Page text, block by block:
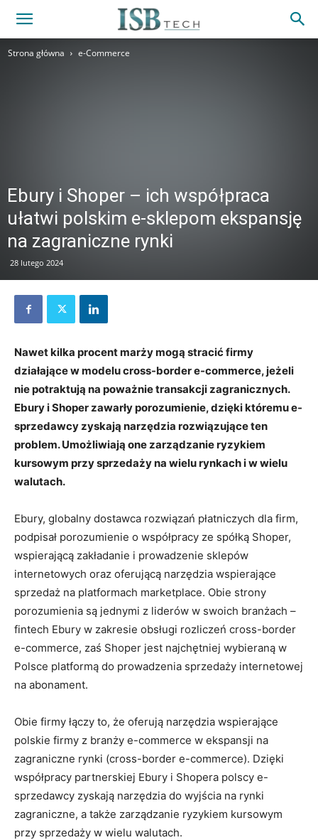
Strona główna e-Commerce
Ebury i Shoper – ich współpraca
ułatwi polskim e-sklepom ekspansję
na zagraniczne rynki
28 lutego 2024
Nawet kilka procent marży mogą stracić firmy
działające w modelu cross-border e-commerce, jeżeli
nie potraktują na poważnie transakcji zagranicznych.
Ebury i Shoper zawarły porozumienie, dzięki któremu e-
sprzedawcy zyskają narzędzia rozwiązujące ten
problem. Umożliwiają one zarządzanie ryzykiem
kursowym przy sprzedaży na wielu rynkach i w wielu
walutach.
Ebury, globalny dostawca rozwiązań płatniczych dla firm,
podpisał porozumienie o współpracy ze spółką Shoper,
wspierającą zakładanie i prowadzenie sklepów
internetowych oraz oferującą narzędzia wspierające
sprzedaż na platformach marketplace. Obie strony
porozumienia są jednymi z liderów w swoich branżach –
fintech Ebury w zakresie obsługi rozliczeń cross-border
e-commerce, zaś Shoper jest najchętniej wybieraną w
Polsce platformą do prowadzenia sprzedaży internetowej
na abonament.
Obie firmy łączy to, że oferują narzędzia wspierające
polskie firmy z branży e-commerce w ekspansji na
zagraniczne rynki (cross-border e-commerce). Dzięki
współpracy partnerskiej Ebury i Shopera polscy e-
sprzedawcy zyskają narzędzia do wyjścia na rynki
zagraniczne, a także zarządzanie ryzykiem kursowym
przy sprzedaży w wielu walutach.